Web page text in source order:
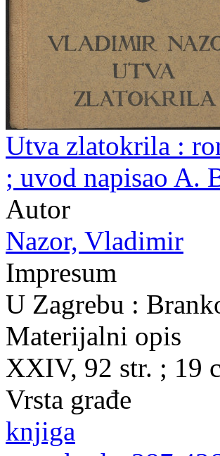
Utva zlatokrila :
; uvod napisao A.
Autor
Nazor, Vladimir
Impresum
U Zagrebu :
Materijalni opis
XXIV, 92 str. ; 19
Vrsta građe
knjiga